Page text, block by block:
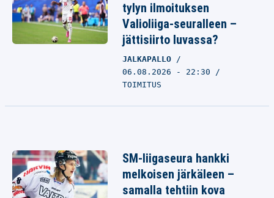
tylyn ilmoituksen
Valioliiga-seuralleen –
jättisiirto luvassa?
JALKAPALLO
06.08.2026 - 22:30
TOIMITUS
SM-liigaseura hankki
melkoisen järkäleen –
samalla tehtiin kova